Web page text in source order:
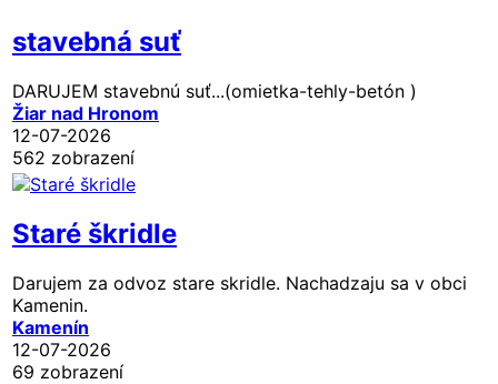
stavebná suť
DARUJEM stavebnú suť...(omietka-tehly-betón )
Žiar nad Hronom
12-07-2026
562 zobrazení
Staré škridle
Darujem za odvoz stare skridle. Nachadzaju sa v obci
Kamenin.
Kamenín
12-07-2026
69 zobrazení